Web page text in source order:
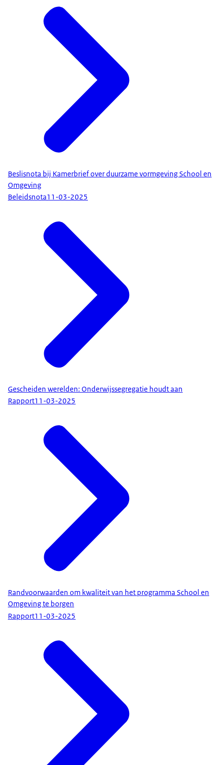
Beslisnota bij Kamerbrief over duurzame vormgeving School en
Omgeving
Beleidsnota11-03-2025
Gescheiden werelden: Onderwijssegregatie houdt aan
Rapport11-03-2025
Randvoorwaarden om kwaliteit van het programma School en
Omgeving te borgen
Rapport11-03-2025